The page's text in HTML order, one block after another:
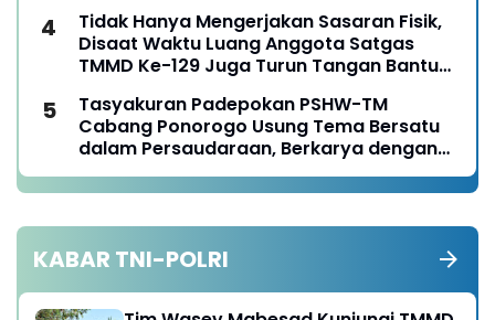
Tidak Hanya Mengerjakan Sasaran Fisik,
Disaat Waktu Luang Anggota Satgas
TMMD Ke-129 Juga Turun Tangan Bantu
Tasyakuran Padepokan PSHW-TM
Cabang Ponorogo Usung Tema Bersatu
dalam Persaudaraan, Berkarya dengan
Keikhlasan dan Mengabdi dengan
Tanggungjawab
KABAR TNI-POLRI